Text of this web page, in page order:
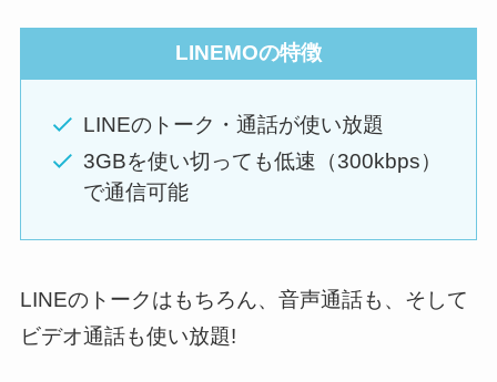
LINEMOの特徴
LINEのトーク・通話が使い放題
3GBを使い切っても低速（300kbps）
で通信可能
LINEのトークはもちろん、音声通話も、そして
ビデオ通話も使い放題!